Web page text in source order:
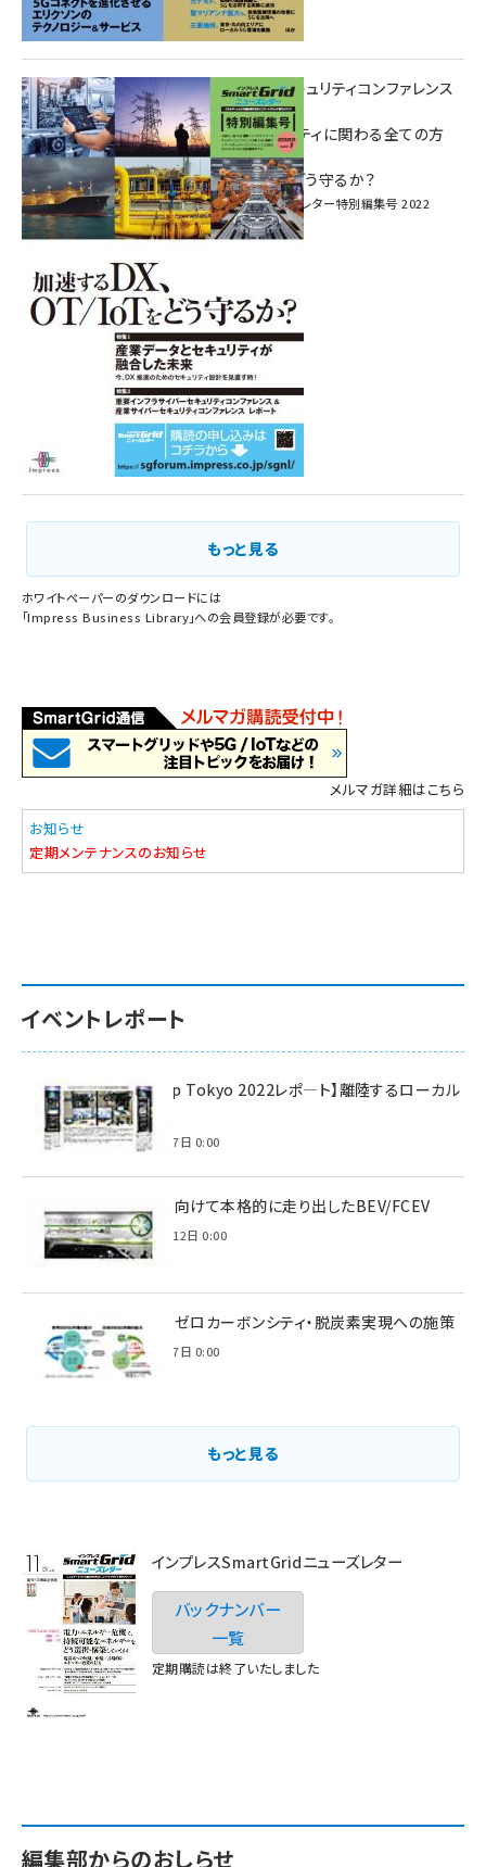
重要インフラサイバーセキュリティコンファレンス
特別電子版！
― 産業サイバーセキュリティに関わる全ての方
へ！ ―
加速するDX、OT/IoTをどう守るか？
インプレス SmartGridニューズレター特別編集号 2022
Vol.1
もっと見る
ホワイトペーパーのダウンロードには
「Impress Business Library」への会員登録が必要です。
メルマガ詳細はこちら
お知らせ
定期メンテナンスのお知らせ
イベントレポート
【Interop Tokyo 2022レポ—ト】離陸するローカル
5G！
2022年7月7日 0:00
脱炭素に向けて本格的に走り出したBEV/FCEV
2022年6月12日 0:00
環境省のゼロカーボンシティ・脱炭素実現への施策
2021年3月7日 0:00
もっと見る
インプレスSmartGridニューズレター
バックナンバー
一覧
定期購読は終了いたしました
編集部からのおしらせ